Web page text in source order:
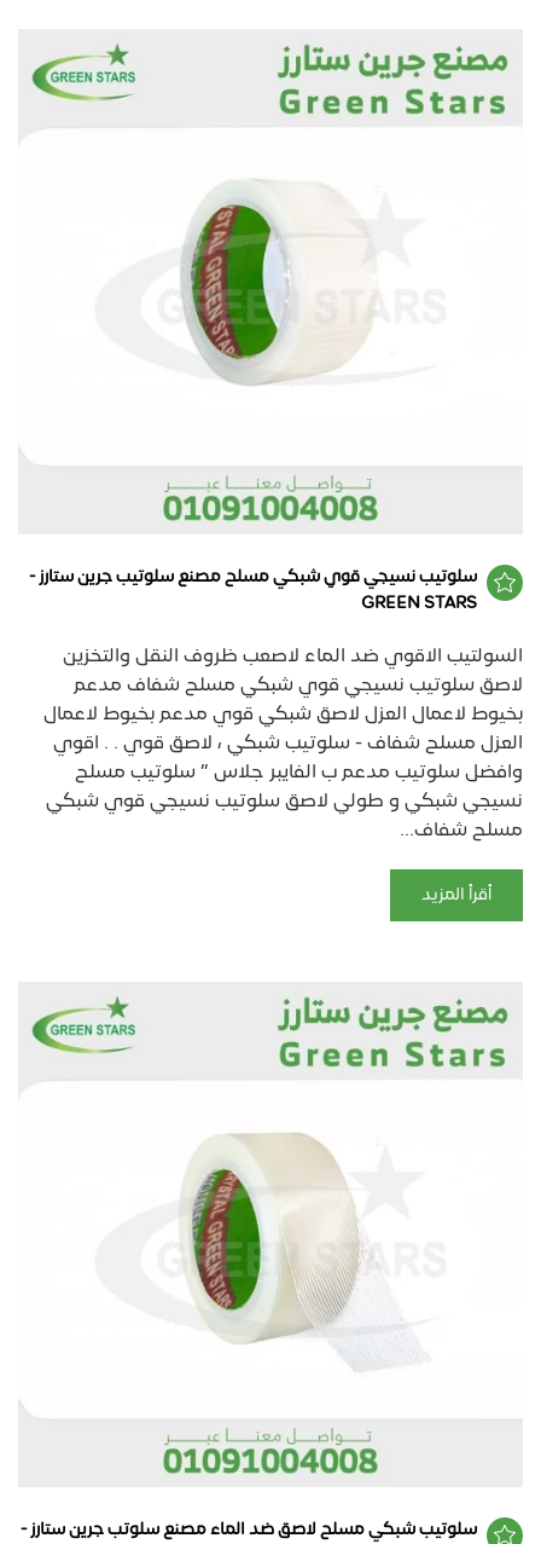
سلوتيب نسيجي قوي شبكي مسلح مصنع سلوتيب جرين ستارز -
GREEN STARS
السولتيب الاقوي ضد الماء لاصعب ظروف النقل والتخزين
لاصق سلوتيب نسيجي قوي شبكي مسلح شفاف مدعم
بخيوط لاعمال العزل لاصق شبكي قوي مدعم بخيوط لاعمال
العزل مسلح شفاف - سلوتيب شبكي ، لاصق قوي . . اقوي
وافضل سلوتيب مدعم ب الفايبر جلاس ” سلوتيب مسلح
نسيجي شبكي و طولي لاصق سلوتيب نسيجي قوي شبكي
مسلح شفاف...
أقرأ المزيد
سلوتيب شبكي مسلح لاصق ضد الماء مصنع سلوتب جرين ستارز -